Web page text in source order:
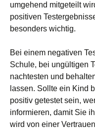
umgehend mitgeteilt
positiven
besonders wichtig.
Bei einem negativen
Schule, bei ungültigen
nachtesten und
lassen. Sollte ein Kind
positiv getestet sein,
informieren, damit Sie
wird von einer